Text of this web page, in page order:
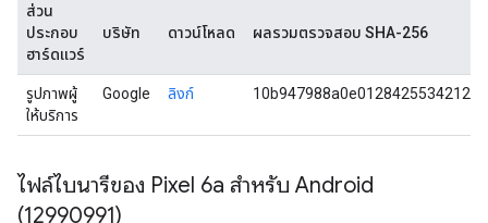
ส่วน
ประกอบ
ฮาร์ดแวร์
บริษัท ดาวน์โหลด ผลรวมตรวจสอบ SHA-256
รูปภาพผู้
ให้บริการ
Google ลิงก์
ไฟล์ไบนารีของ Pixel 6a สำหรับ Android
(12990991)